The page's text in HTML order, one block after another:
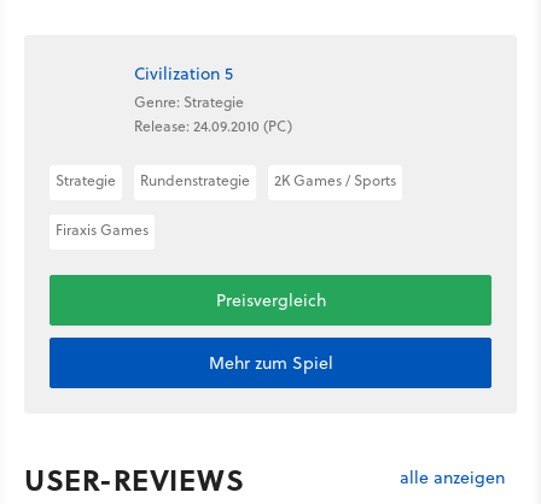
Civilization 5
Genre: Strategie
Release: 24.09.2010 (PC)
Strategie Rundenstrategie 2K Games / Sports
Firaxis Games
Preisvergleich
Mehr zum Spiel
USER-REVIEWS alle anzeigen